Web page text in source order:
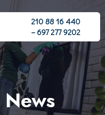
210 88 16 440
– 697 277 9202